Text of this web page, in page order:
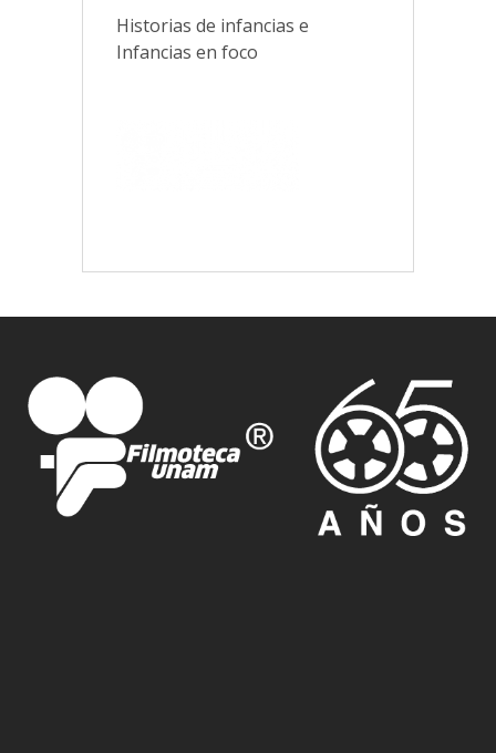
Historias de infancias e
Infancias en foco